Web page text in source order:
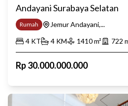
Andayani Surabaya Selatan
Rumah
Jemur Andayani,...
4 KT 4 KM 1410m² 722
Rp30.000.000.000